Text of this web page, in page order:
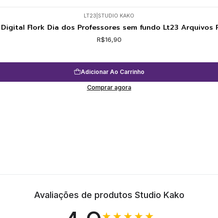
LT23 STUDIO KAKO
Flork Dia dos Professores sem fundo Lt23 Arquivos
R$16,90
Adicionar Ao Carrinho
Comprar agora
Avaliações de produtos Studio Kako